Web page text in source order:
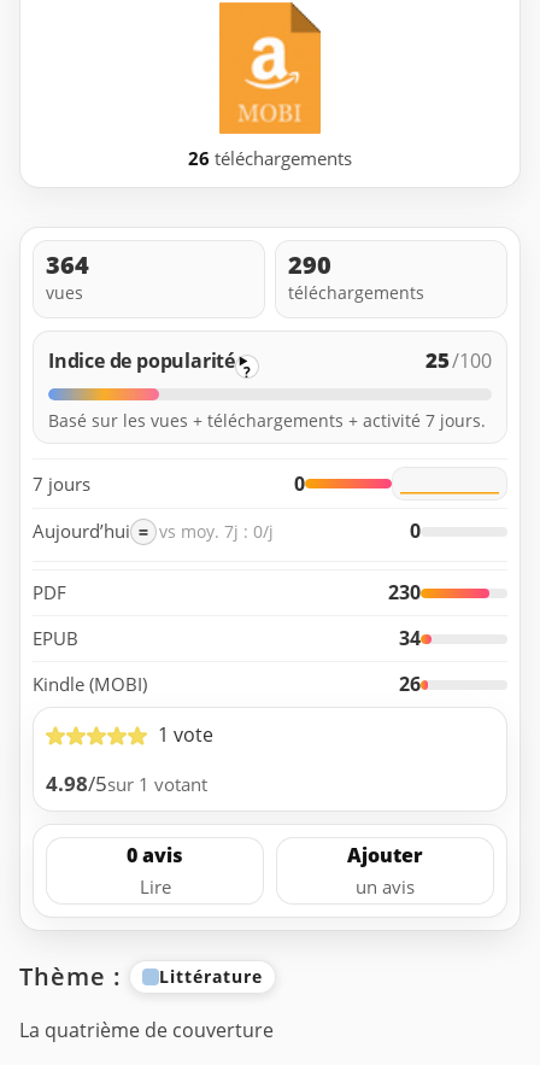
26 téléchargements
364
vues
290
téléchargements
Indice de popularité ? 25/100
Basé sur les vues + téléchargements + activité 7 jours.
7 jours 0
Aujourd’hui = vs moy. 7j : 0/j 0
PDF 230
EPUB 34
Kindle (MOBI)
26
1 vote
4.98/5sur 1 votant
0 avis
Lire
Ajouter
un avis
Thème : Littérature
La quatrième de couverture